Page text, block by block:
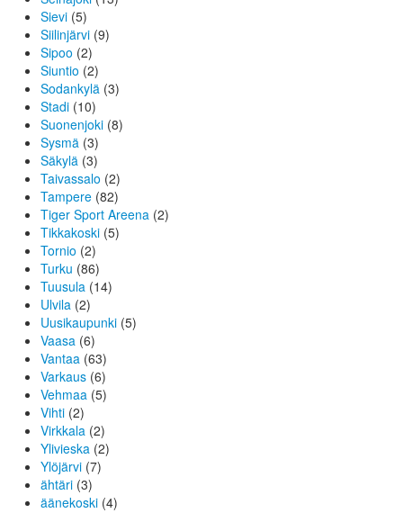
Sievi (5)
Siilinjärvi (9)
Sipoo (2)
Siuntio (2)
Sodankylä (3)
Stadi (10)
Suonenjoki (8)
Sysmä (3)
Säkylä (3)
Taivassalo (2)
Tampere (82)
Tiger Sport Areena (2)
Tikkakoski (5)
Tornio (2)
Turku (86)
Tuusula (14)
Ulvila (2)
Uusikaupunki (5)
Vaasa (6)
Vantaa (63)
Varkaus (6)
Vehmaa (5)
Vihti (2)
Virkkala (2)
Ylivieska (2)
Ylöjärvi (7)
ähtäri (3)
äänekoski (4)